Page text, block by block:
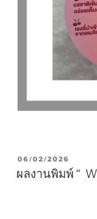
P
S
06/02/2026
ผลงานพิมพ์ “